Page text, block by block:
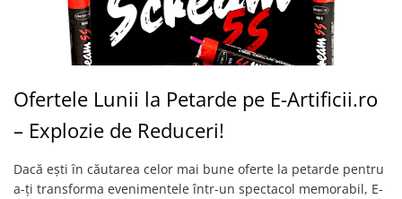
Ofertele Lunii la Petarde pe E-Artificii.ro
– Explozie de Reduceri!
Dacă ești în căutarea celor mai bune oferte la petarde pentru
a-ți transforma evenimentele într-un spectacol memorabil, E-